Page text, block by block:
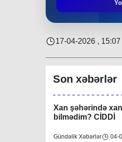
17-04-2026 , 15:07
Son xəbərlər
bundan sonra da
Elmi-Praktik Məsələlər
Xan şəhərində
bilmədim? CİDDİ
Gündəlik Xəbərlər 04-